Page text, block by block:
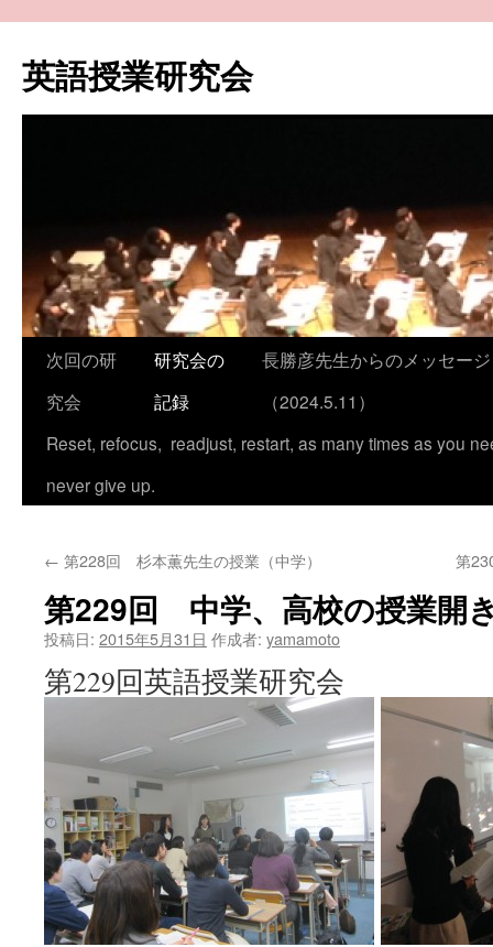
テ
ン
英語授業研究会
次回の研
究会
研究会の
記録
長勝彦先生からのメッセージ
（2024.5.11）
Reset, refocus, readjust, restart, as many times as you
never give up.
← 第228回 杉本薫先生の授業（中学） 第
第229回 中学、高校の授業開
投稿日: 2015年5月31日 作成者: yamamoto
第229回英語授業研究会